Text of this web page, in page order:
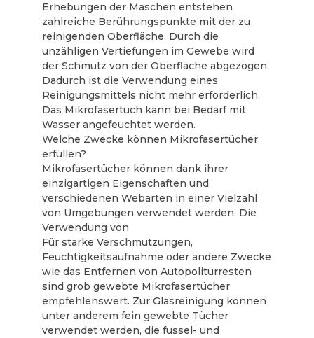
Erhebungen der Maschen entstehen
zahlreiche Berührungspunkte mit der zu
reinigenden Oberfläche. Durch die
unzähligen Vertiefungen im Gewebe wird
der Schmutz von der Oberfläche abgezogen.
Dadurch ist die Verwendung eines
Reinigungsmittels nicht mehr erforderlich.
Das Mikrofasertuch kann bei Bedarf mit
Wasser angefeuchtet werden.
Welche Zwecke können Mikrofasertücher
erfüllen?
Mikrofasertücher können dank ihrer
einzigartigen Eigenschaften und
verschiedenen Webarten in einer Vielzahl
von Umgebungen verwendet werden. Die
Verwendung von
Für starke Verschmutzungen,
Feuchtigkeitsaufnahme oder andere Zwecke
wie das Entfernen von Autopoliturresten
sind grob gewebte Mikrofasertücher
empfehlenswert. Zur Glasreinigung können
unter anderem fein gewebte Tücher
verwendet werden, die fussel- und